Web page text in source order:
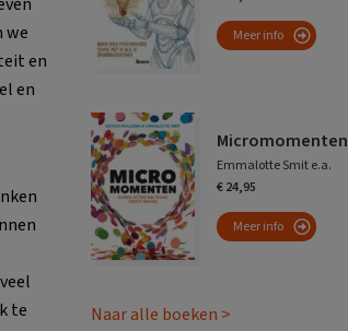
we
en
en
te
Meer info
Micromomenten
Emmalotte Smit e.a.
€ 24,95
Meer info
Naar alle boeken >